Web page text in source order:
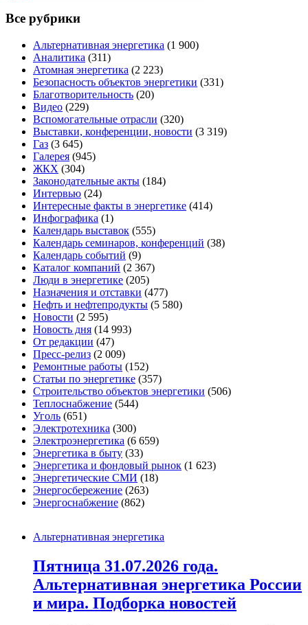
Все рубрики
Альтернативная энергетика (1 900)
Аналитика (311)
Атомная энергетика (2 223)
Безопасность объектов энергетики (331)
Благотворительность (20)
Видео (229)
Вспомогательные отрасли (320)
Выставки, конференции, новости (3 319)
Газ (3 645)
Галерея (945)
ЖКХ (304)
Законодательные акты (184)
Интервью (24)
Интересные факты в энергетике (414)
Инфографика (1)
Календарь выставок (555)
Календарь семинаров, конференций (38)
Календарь событий (9)
Каталог компаний (2 367)
Люди в энергетике (205)
Назначения и отставки (477)
Нефть и нефтепродукты (5 580)
Новости (2 595)
Новость дня (14 993)
От редакции (47)
Пресс-релиз (2 009)
Ремонтные работы (152)
Статьи по энергетике (357)
Строительство объектов энергетики (506)
Теплоснабжение (544)
Уголь (651)
Электротехника (300)
Электроэнергетика (6 659)
Энергетика в быту (33)
Энергетика и фондовый рынок (1 623)
Энергетические СМИ (18)
Энергосбережение (263)
Энергоснабжение (862)
Альтернативная энергетика
Пятница 31.07.2026 года.
Альтернативная энергетика России
и мира. Подборка новостей